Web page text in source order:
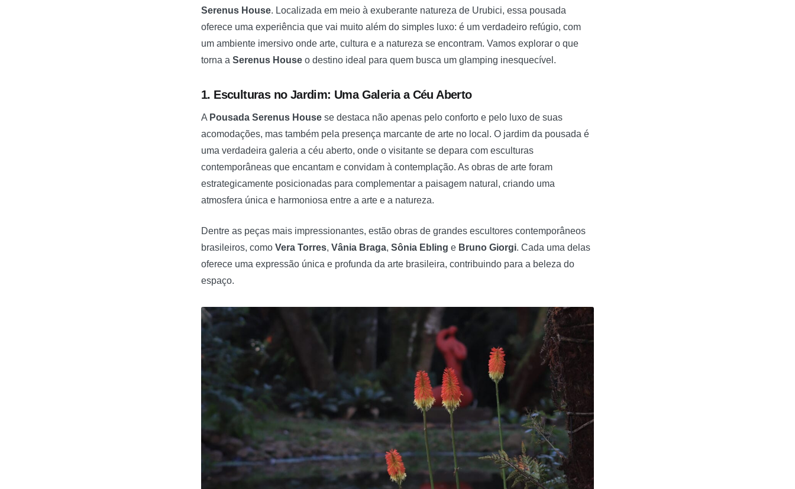
Serenus House. Localizada em meio à exuberante natureza de Urubici, essa pousada
oferece uma experiência que vai muito além do simples luxo: é um verdadeiro refúgio, com
um ambiente imersivo onde arte, cultura e a natureza se encontram. Vamos explorar o que
torna a Serenus House o destino ideal para quem busca um glamping inesquecível.
1. Esculturas no Jardim: Uma Galeria a Céu Aberto
A Pousada Serenus House se destaca não apenas pelo conforto e pelo luxo de suas
acomodações, mas também pela presença marcante de arte no local. O jardim da pousada é
uma verdadeira galeria a céu aberto, onde o visitante se depara com esculturas
contemporâneas que encantam e convidam à contemplação. As obras de arte foram
estrategicamente posicionadas para complementar a paisagem natural, criando uma
atmosfera única e harmoniosa entre a arte e a natureza.
Dentre as peças mais impressionantes, estão obras de grandes escultores contemporâneos
brasileiros, como Vera Torres, Vânia Braga, Sônia Ebling e Bruno Giorgi. Cada uma delas
oferece uma expressão única e profunda da arte brasileira, contribuindo para a beleza do
espaço.